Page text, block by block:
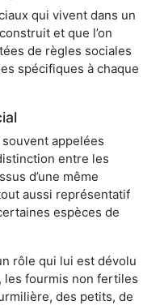
qui vivent dans un
et que l’on
de règles sociales
spécifiques à chaque
appelées
entre les
d’une même
aussi représentatif
espèces de
rôle qui lui est dévolu
les fourmis non fertiles
des petits, de